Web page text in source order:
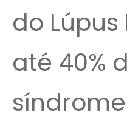
do
até 40%